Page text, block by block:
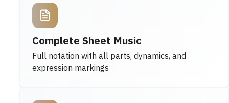
Complete Sheet Music
Full notation with all parts, dynamics, and
expression markings